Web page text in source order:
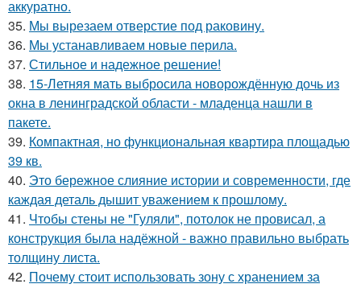
аккуратно.
35. Мы вырезаем отверстие под раковину.
36. Мы устанавливаем новые перила.
37. Стильное и надежное решение!
38. 15-Летняя мать выбросила новорождённую дочь из
окна в ленинградской области - младенца нашли в
пакете.
39. Компактная, но функциональная квартира площадью
39 кв.
40. Это бережное слияние истории и современности, где
каждая деталь дышит уважением к прошлому.
41. Чтобы стены не "Гуляли", потолок не провисал, а
конструкция была надёжной - важно правильно выбрать
толщину листа.
42. Почему стоит использовать зону с хранением за